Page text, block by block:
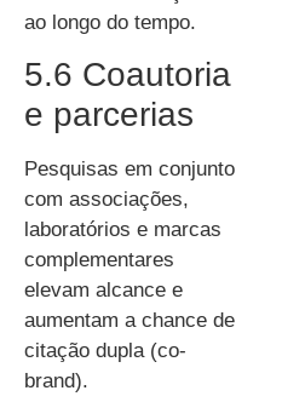
ao longo do tempo.
5.6 Coautoria
e parcerias
Pesquisas em conjunto
com associações,
laboratórios e marcas
complementares
elevam alcance e
aumentam a chance de
citação dupla (co-
brand).